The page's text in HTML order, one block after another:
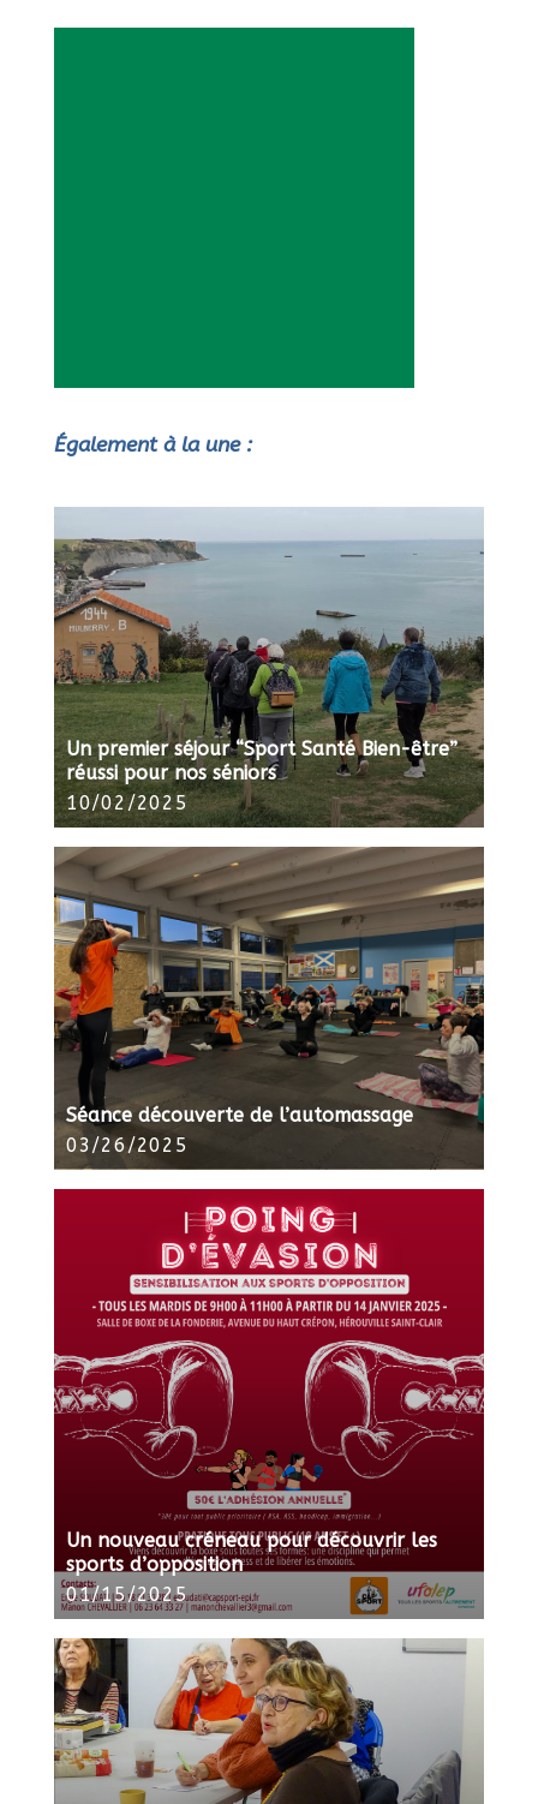
Également à la une :
Un premier séjour “Sport Santé Bien-être”
réussi pour nos séniors
10/02/2025
Séance découverte de l’automassage
03/26/2025
Un nouveau créneau pour découvrir les
sports d’opposition
01/15/2025